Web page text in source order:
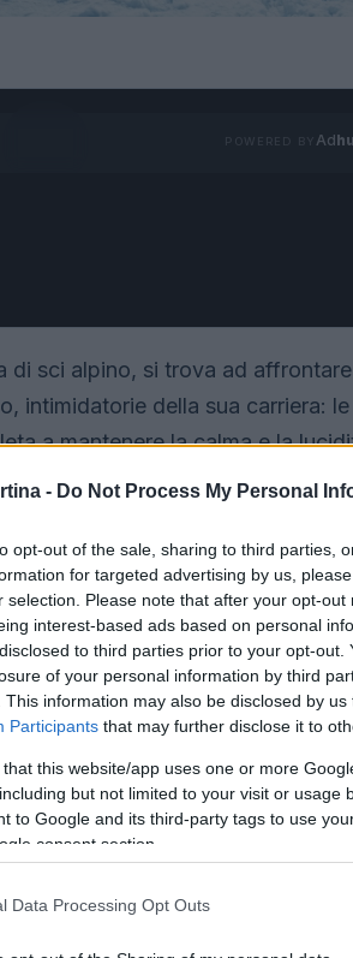
- Do Not Process My Personal
opt-out of the sale, sharing to third parties,
for targeted advertising by us,
selection. Please note that after your opt-
interest-based ads based on personal
to third parties prior to your opt-
of your personal information by third
This information may also be disclosed by
Participants that may further disclose it to
that this website/app uses one or more
but not limited to your visit or usage
to Google and its third-party tags to use
consent section.
Data Processing Opt Outs
Ad
di sci alpino, si trova ad
intimidatorie della sua carriera:
a mantenere la calma e la
Scopriamo insieme il suo
nei momenti più critici.